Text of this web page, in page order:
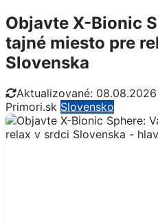
Objavte X-Bionic
tajné miesto pre
Slovenska
Aktualizované: 08.08.2026
Primori.sk Slovensko